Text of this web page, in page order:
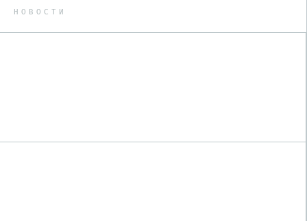
НОВОСТИ